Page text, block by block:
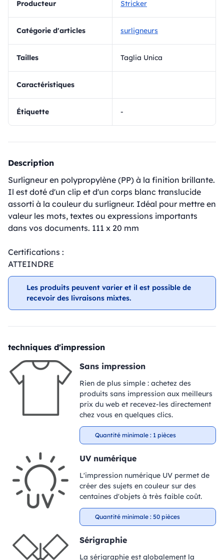
Producteur Stricker
Catégorie d'articles surligneurs
Tailles Taglia Unica
Caractéristiques
Étiquette -
Description
Surligneur en polypropylène (PP) à la finition brillante.
Il est doté d'un clip et d'un corps blanc translucide
assorti à la couleur du surligneur. Idéal pour mettre en
valeur les mots, textes ou expressions importants
dans vos documents. 111 x 20 mm
Certifications :
ATTEINDRE
Les produits peuvent varier et il est possible de
recevoir des livraisons mixtes.
techniques d'impression
Sans impression
Rien de plus simple : achetez des
produits sans impression aux meilleurs
prix du web et recevez-les directement
chez vous en quelques clics.
Quantité minimale : 1 pièces
UV numérique
L'impression numérique UV permet de
créer des sujets en couleur sur des
centaines d'objets à très faible coût.
Quantité minimale : 50 pièces
Sérigraphie
La sérigraphie est globalement la